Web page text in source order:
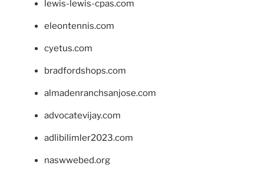
lewis-lewis-cpas.com
eleontennis.com
cyetus.com
bradfordshops.com
almadenranchsanjose.com
advocatevijay.com
adlibilimler2023.com
naswwebed.org